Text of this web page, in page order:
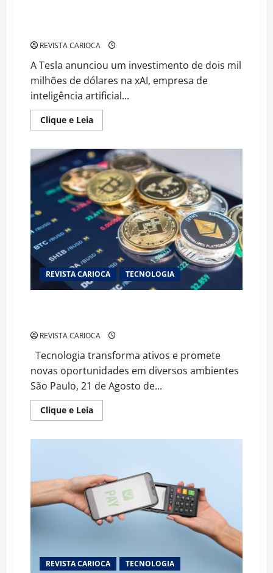
REVISTA CARIOCA
A Tesla anunciou um investimento de dois mil
milhões de dólares na xAI, empresa de
inteligência artificial...
Clique e LeiaRead
more
bilionário
impulsiona
xAI
em
meio
a
polémica
global
sobre
uso
inteligência
artificial
REVISTA CARIOCA TECNOLOGIA
REVISTA CARIOCA
Tecnologia transforma ativos e promete
novas oportunidades em diversos ambientes
São Paulo, 21 de Agosto de...
Clique e LeiaRead
more
revolucionando
o
mundo
digital
e
além
REVISTA CARIOCA TECNOLOGIA